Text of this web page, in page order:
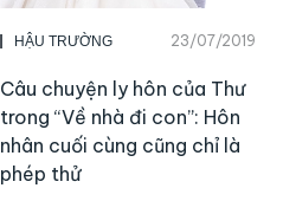
HẬU TRƯỜNG 23/07/2019
Câu chuyện ly hôn của Thư
trong “Về nhà đi con”: Hôn
nhân cuối cùng cũng chỉ là
phép thử